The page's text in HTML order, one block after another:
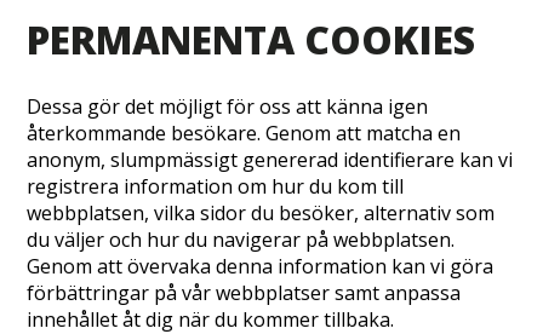
PERMANENTA COOKIES
Dessa gör det möjligt för oss att känna igen
återkommande besökare. Genom att matcha en
anonym, slumpmässigt genererad identifierare kan vi
registrera information om hur du kom till
webbplatsen, vilka sidor du besöker, alternativ som
du väljer och hur du navigerar på webbplatsen.
Genom att övervaka denna information kan vi göra
förbättringar på vår webbplatser samt anpassa
innehållet åt dig när du kommer tillbaka.